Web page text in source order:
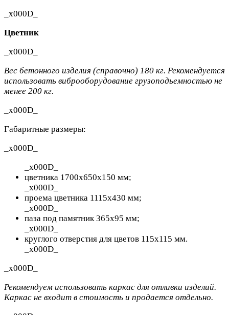
_x000D_
Цветник
_x000D_
Вес бетонного изделия (справочно) 180 кг. Рекомендуется
использовать виброоборудование грузоподьемностью не
менее 200 кг.
_x000D_
Габаритные размеры:
_x000D_
_x000D_
цветника 1700x650x150 мм;
_x000D_
проема цветника 1115x430 мм;
_x000D_
паза под памятник 365х95 мм;
_x000D_
круглого отверстия для цветов 115х115 мм.
_x000D_
_x000D_
Рекомендуем использовать каркас для отливки изделий.
Каркас не входит в стоимость и продается отдельно.